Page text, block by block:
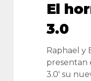
El
3.0
Raphael y
presentan
3.0' su